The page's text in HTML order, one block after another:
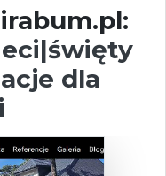
dla